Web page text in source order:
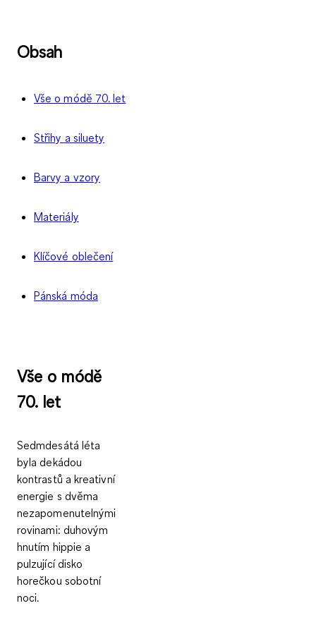
Obsah
Vše o módě 70. let
Střihy a siluety
Barvy a vzory
Materiály
Klíčové oblečení
Pánská móda
Vše o módě
70. let
Sedmdesátá léta
byla dekádou
kontrastů a kreativní
energie s dvěma
nezapomenutelnými
rovinami: duhovým
hnutím hippie a
pulzující disko
horečkou sobotní
noci.